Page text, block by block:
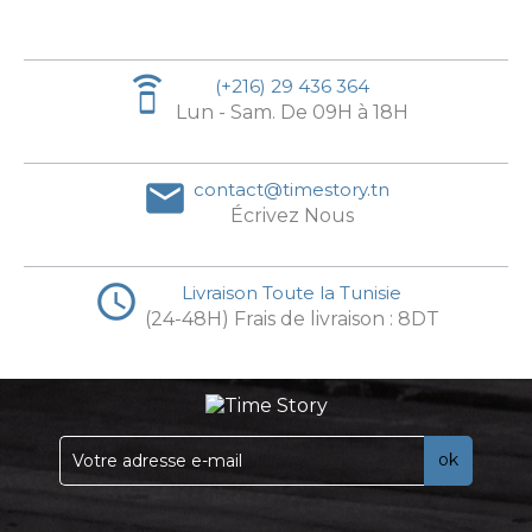
speaker_phone
(+216) 29 436 364
Lun - Sam. De 09H à 18H
email contact@timestory.tn
Écrivez Nous
access_time
Livraison Toute la Tunisie
(24-48H) Frais de livraison : 8DT